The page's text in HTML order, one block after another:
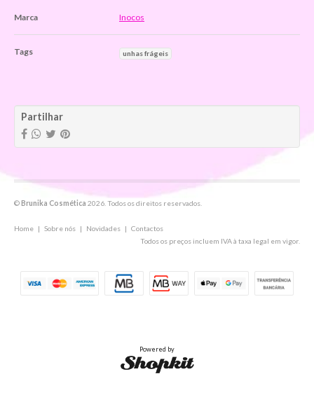
Marca Inocos
Tags unhas frágeis
Partilhar
©Brunika Cosmética 2026. Todos os direitos reservados.
Home | Sobre nós | Novidades | Contactos
Todos os preços incluem IVA à taxa legal em vigor.
Powered by